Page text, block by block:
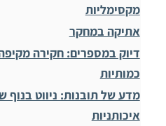
מקסימליות
אתיקה במחקר
דיוק במספרים: חקירה
כמותיות
מדע של תובנות: ניווט
איכותניות